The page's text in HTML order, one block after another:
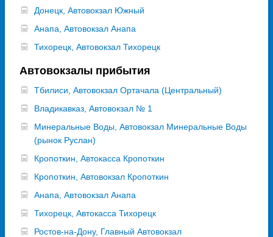
Донецк, Автовокзал Южный
Анапа, Автовокзал Анапа
Тихорецк, Автовокзал Тихорецк
Автовокзалы прибытия
Тбилиси, Автовокзал Ортачала (Центральный)
Владикавказ, Автовокзал № 1
Минеральные Воды, Автовокзал Минеральные Воды
(рынок Руслан)
Кропоткин, Автокасса Кропоткин
Кропоткин, Автовокзал Кропоткин
Анапа, Автовокзал Анапа
Тихорецк, Автокасса Тихорецк
Ростов-на-Дону, Главный Автовокзал